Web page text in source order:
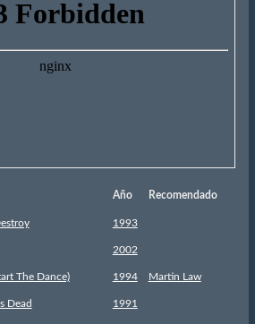
Año Recomendado
1993
2002
The Dance) 1994 Martin Law
Dead 1991